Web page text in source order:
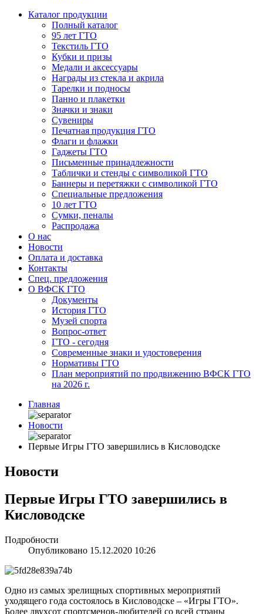
Каталог продукции
Полный каталог
95 лет ГТО
Текстиль ГТО
Кубки и призы
Медали и аксессуары
Награды из стекла и акрила
Тарелки и подносы
Панно и плакетки
Значки и знаки
Сувениры
Печатная продукция ГТО
Флаги и флажки
Гаджеты ГТО
Письменные принадлежности
Таблички и стенды с символикой ГТО
Баннеры и перетяжки с символикой ГТО
Специальные предложения
10 лет ГТО
Сумки, пеналы
Распродажа
О нас
Новости
Оплата и доставка
Контакты
Спец. предложения
О ВФСК ГТО
Документы
История ГТО
Музей спорта
Вопрос-ответ
ГТО - сегодня
Современные знаки и удостоверения
Нормативы ГТО
План мероприятий по продвижению ВФСК ГТО
на 2026 г.
Главная
Новости
Первые Игры ГТО завершились в Кисловодске
Новости
Первые Игры ГТО завершились в
Кисловодске
Подробности
Опубликовано 15.12.2020 10:26
Одно из самых зрелищных спортивных мероприятий
уходящего года состоялось в Кисловодске – «Игры ГТО».
Более двухсот спортсменов-любителей со всей страны